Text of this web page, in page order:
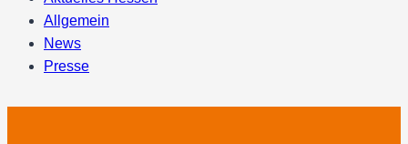
Länder
Allgemein
News
Presse